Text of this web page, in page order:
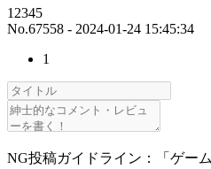
12345
No.67558 - 2024-01-24 15:45:34
1
NG投稿ガイドライン：「ゲー